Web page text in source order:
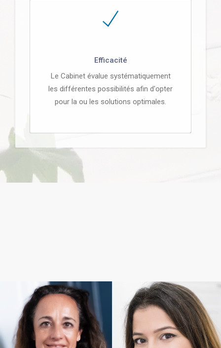
Efficacité
Le Cabinet évalue systématiquement
les différentes possibilités afin d'opter
pour la ou les solutions optimales.